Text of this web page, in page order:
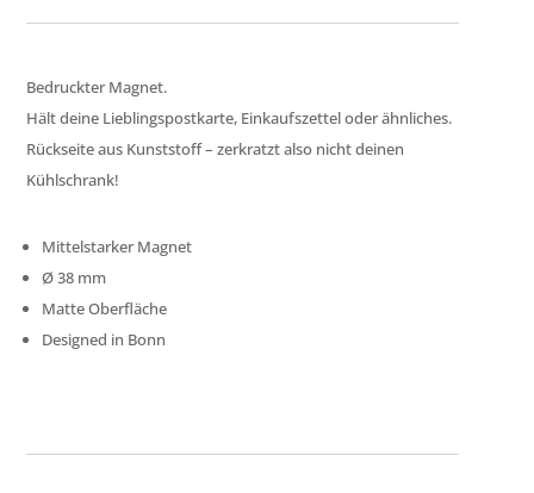
Bedruckter Magnet.
Hält deine Lieblingspostkarte, Einkaufszettel oder ähnliches.
Rückseite aus Kunststoff – zerkratzt also nicht deinen
Kühlschrank!
Mittelstarker Magnet
Ø38 mm
Matte Oberfläche
Designed in Bonn